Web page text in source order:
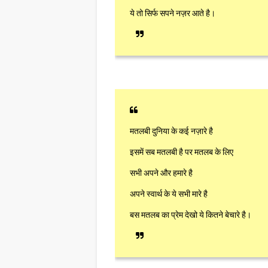
ये तो सिर्फ सपने नज़र आते है।
मतलबी दुनिया के कई नज़ारे है
इसमें सब मतलबी है पर मतलब के लिए
सभी अपने और हमारे है
अपने स्वार्थ के ये सभी मारे है
बस मतलब का प्रेम देखो ये कितने बेचारे है।